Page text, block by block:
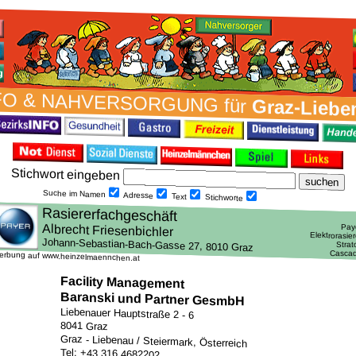
& NAH­VER­SORG­UNG fürGraz-
Stich­wort ein­geben
Suche im Namen Adresse Text Stich­worte
auf www.heinzelmaennchen.at
Facility Management
Baranski und Partner GesmbH
Liebenauer Hauptstraße 2 - 6
8041 Graz
Graz - Liebenau / Steiermark, Österreich